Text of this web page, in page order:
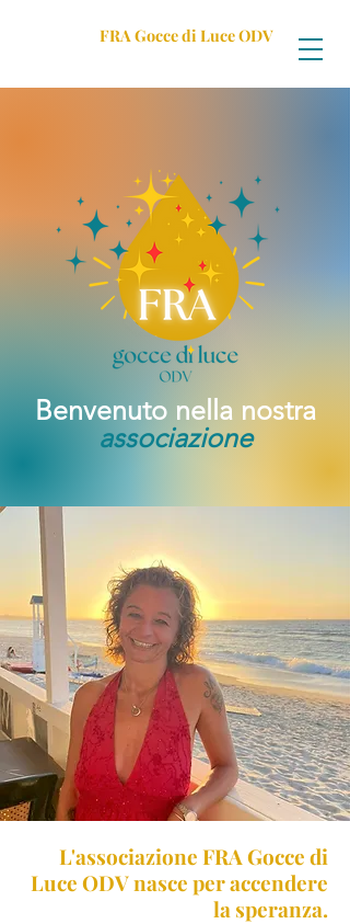
FRA Gocce di Luce ODV
Benvenuto nella nostra
associazione
L'associazione FRA Gocce di
Luce ODV nasce per accendere
la speranza.